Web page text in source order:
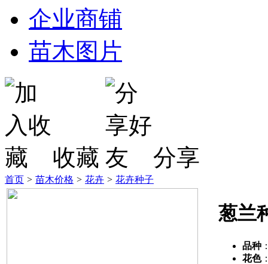
企业商铺
苗木图片
收藏 分享
首页 > 苗木价格 > 花卉 > 花卉种子
葱兰
品种
花色